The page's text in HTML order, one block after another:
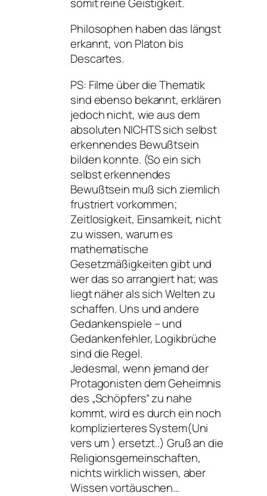
Philosophen haben das längst
erkannt, von Platon bis
Descartes.
PS: Filme über die Thematik
sind ebenso bekannt, erklären
jedoch nicht, wie aus dem
absoluten NICHTS sich selbst
erkennendes Bewußtsein
bilden konnte. (So ein sich
selbst erkennendes
Bewußtsein muß sich ziemlich
frustriert vorkommen;
Zeitlosigkeit, Einsamkeit, nicht
zu wissen, warum es
mathematische
Gesetzmäßigkeiten gibt und
wer das so arrangiert hat; was
liegt näher als sich Welten zu
schaffen. Uns und andere
Gedankenspiele – und
Gedankenfehler, Logikbrüche
sind die Regel.
Jedesmal, wenn jemand der
Protagonisten dem Geheimnis
des „Schöpfers“ zu nahe
kommt, wird es durch ein noch
komplizierteres System(Uni
vers um ) ersetzt..) Gruß an die
Religionsgemeinschaften,
nichts wirklich wissen, aber
Wissen vortäuschen…